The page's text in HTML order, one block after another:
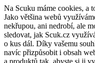
Na Scuku máme cookies, a
Jako většina webů
nekřupou, ani nedrobí, ale
sledovat, jak Scuk.cz
o kus dál. Díky vašemu
navíc přizpůsobit i obsah
a produktů tak, abyste si ji